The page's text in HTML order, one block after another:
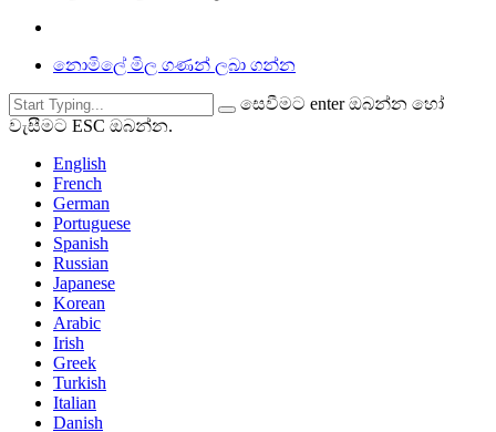
නොමිලේ මිල ගණන් ලබා ගන්න
සෙවීමට enter ඔබන්න හෝ
වැසීමට ESC ඔබන්න.
English
French
German
Portuguese
Spanish
Russian
Japanese
Korean
Arabic
Irish
Greek
Turkish
Italian
Danish